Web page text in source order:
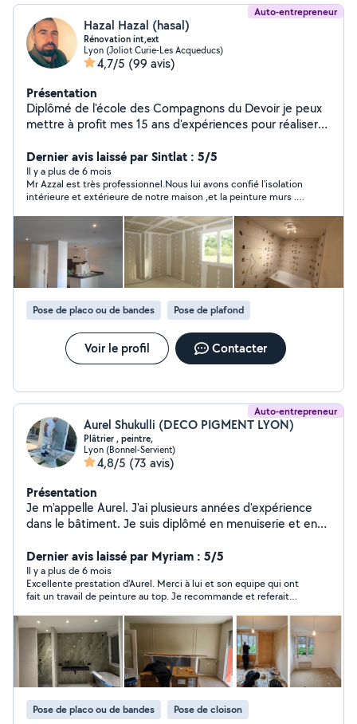
Auto-entrepreneur
Hazal Hazal (hasal)
Rénovation int,ext
Lyon (Joliot Curie-Les Acqueducs)
4,7/5 (99 avis)
Présentation
Diplômé de l'école des Compagnons du Devoir je peux
mettre à profit mes 15 ans d'expériences pour réaliser
intérieure et extérieure. N'hésitez pas à me contacter
pour toute vos renovations email ou mon tel
Dernier avis laissé par Sintlat : 5/5
Il y a plus de 6 mois
Mr Azzal est très professionnel.Nous lui avons confié l'isolation
intérieure et extérieure de notre maison ,et la peinture murs . Il
d'isolation et de peinture et de placo domaine où on l'a fait
intervenir .il est performant et a un grand panel de savoirs-
faires .Il nous a conseillé sur l'isolation intérieure et a fait le job,
notre intérieur et nous en sommes très contents du résultat
ultat, comme pour celui de l'isolation extérieure .Les peintures
sont impeccables et la propreté du chantier aussi. Notre
chantier a été fini cette semaine ,et nous en sommes très
contents .Mr Azzal est de très bons conseils. Vous pouvez lui
faire confiance pour vos travaux .en plus il est bienveillant et
très compréhensif.Personne très pro.
Pose de placo ou de bandes Pose de plafond
Voir le profil Contacter
Auto-entrepreneur
Aurel Shukulli (DECO PIGMENT LYON)
Plâtrier , peintre,
Lyon (Bonnel-Servient)
4,8/5 (73 avis)
Présentation
Je m'appelle Aurel. J'ai plusieurs années d'expérience
dans le bâtiment. Je suis diplômé en menuiserie et en
s'étend à une gamme variée de travaux de bricolage,
incluant le ponçage des murs, la peinture, le ratissage et
la bande à joint. Je reste à votre disposition. N'hésitez
pas à me contacter! Je me déplace gratuitement pour
voir les travaux et faire le devis Au plaisir de travailler
avec vous Bien cordialement Aurel
Dernier avis laissé par Myriam : 5/5
Il y a plus de 6 mois
Excellente prestation d'Aurel. Merci à lui et son equipe qui ont
fait un travail de peinture au top. Je recommande et referait
Pose de placo ou de bandes Pose de cloison